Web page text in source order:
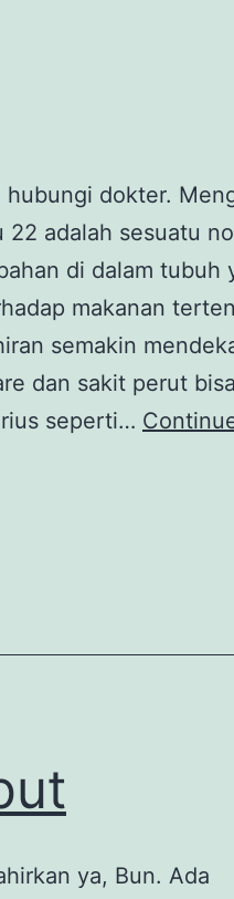
dokter.
22 adalah sesuatu
di dalam tubuh
makanan
semakin
dan sakit perut
seperti…
ya, Bun. Ada